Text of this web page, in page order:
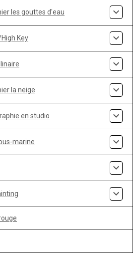
les gouttes d'eau
Key
la neige
en studio
marine